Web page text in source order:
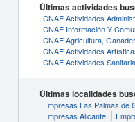
Últimas actividades
CNAE Actividades
CNAE Información Y
CNAE Agricultura,
CNAE Actividades
CNAE Actividades
Últimas localidades
Empresas Las Palmas de
Empresas Alicante